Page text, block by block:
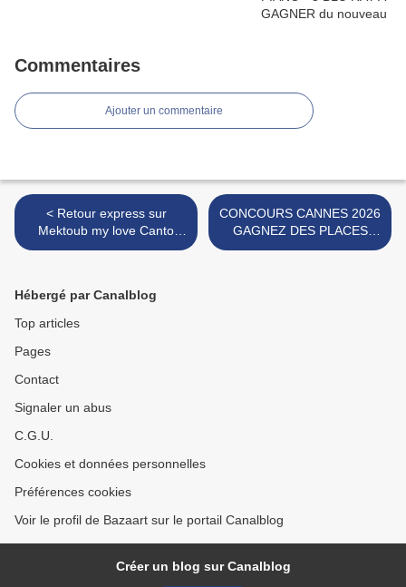
Commentaires
Ajouter un commentaire
< Retour express sur
Mektoub my love Canto
Due le dernier(?) Abdellatif
CONCOURS CANNES 2026
GAGNEZ DES PLACES
POUR VOIR LE FILM L
Hébergé par Canalblog
Top articles
Pages
Contact
Signaler un abus
C.G.U.
Cookies et données personnelles
Préférences cookies
Voir le profil de Bazaart sur le portail Canalblog
Créer un blog sur Canalblog